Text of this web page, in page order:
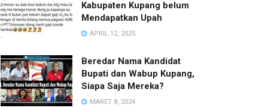
Kabupaten Kupang belum
Mendapatkan Upah
APRIL 12, 2025
Beredar Nama Kandidat
Bupati dan Wabup Kupang,
Siapa Saja Mereka?
MARET 8, 2024